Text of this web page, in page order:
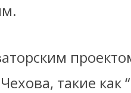
такие как